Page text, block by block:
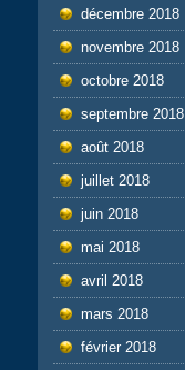
décembre 2018
novembre 2018
octobre 2018
septembre 2018
août 2018
juillet 2018
juin 2018
mai 2018
avril 2018
mars 2018
février 2018